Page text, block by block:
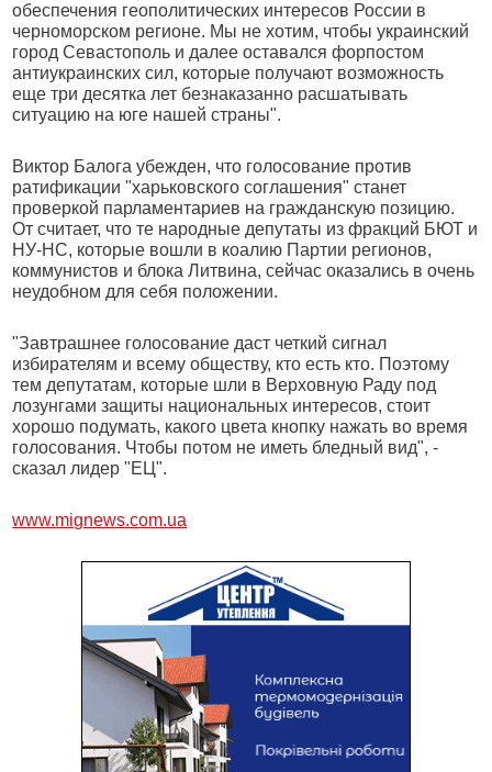
обеспечения геополитических интересов России в
черноморском регионе. Мы не хотим, чтобы украинский
город Севастополь и далее оставался форпостом
антиукраинских сил, которые получают возможность
еще три десятка лет безнаказанно расшатывать
ситуацию на юге нашей страны".
Виктор Балога убежден, что голосование против
ратификации "харьковского соглашения" станет
проверкой парламентариев на гражданскую позицию.
От считает, что те народные депутаты из фракций БЮТ и
НУ-НС, которые вошли в коалию Партии регионов,
коммунистов и блока Литвина, сейчас оказались в очень
неудобном для себя положении.
"Завтрашнее голосование даст четкий сигнал
избирателям и всему обществу, кто есть кто. Поэтому
тем депутатам, которые шли в Верховную Раду под
лозунгами защиты национальных интересов, стоит
хорошо подумать, какого цвета кнопку нажать во время
голосования. Чтобы потом не иметь бледный вид", -
сказал лидер "ЕЦ".
www.mignews.com.ua